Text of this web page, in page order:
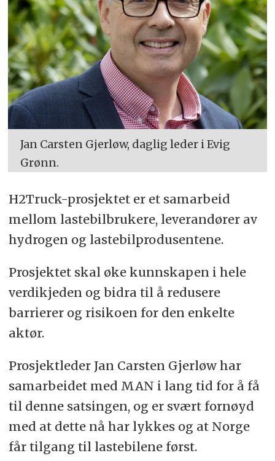
Jan Carsten Gjerløw, daglig leder i Evig
Grønn.
H2Truck-prosjektet er et samarbeid
mellom lastebilbrukere, leverandører av
hydrogen og lastebilprodusentene.
Prosjektet skal øke kunnskapen i hele
verdikjeden og bidra til å redusere
barrierer og risikoen for den enkelte
aktør.
Prosjektleder Jan Carsten Gjerløw har
samarbeidet med MAN i lang tid for å få
til denne satsingen, og er svært fornøyd
med at dette nå har lykkes og at Norge
får tilgang til lastebilene først.